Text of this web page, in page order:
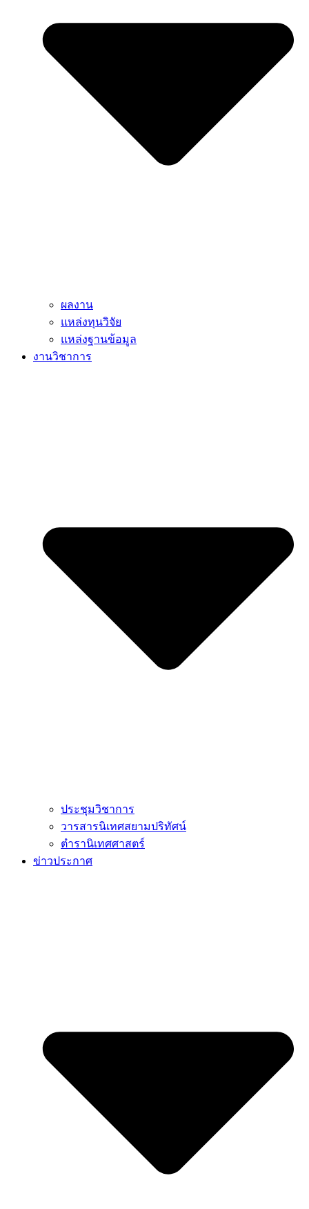
ผลงาน
แหล่งทุนวิจัย
แหล่งฐานข้อมูล
งานวิชาการ
ประชุมวิชาการ
วารสารนิเทศสยามปริทัศน์
ตำรานิเทศศาสตร์
ข่าวประกาศ